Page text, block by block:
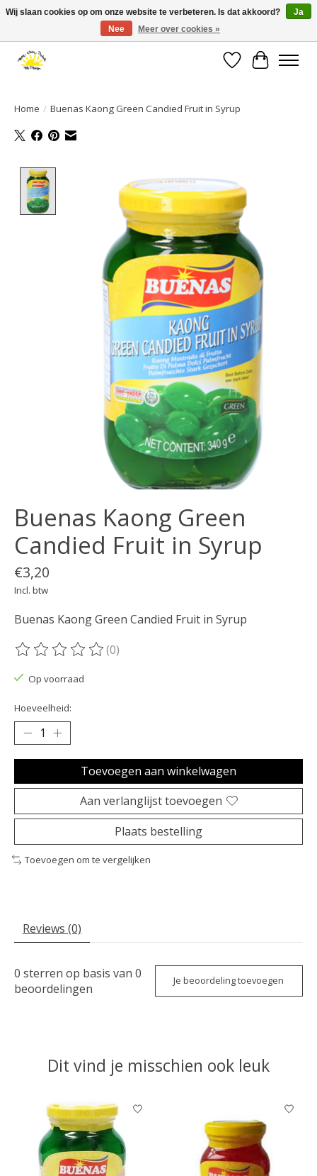
Large selection of products and fast shipping!
Verlanglijst
Home / Buenas Kaong Green Candied Fruit in Syrup
Product image slideshow Items
Buenas Kaong Green
Candied Fruit in Syrup
€3,20
Incl. btw
Buenas Kaong Green Candied Fruit in Syrup
De beoordeling van dit product is
(0)
Op voorraad
Hoeveelheid:
Toevoegen aan winkelwagen
Aan verlanglijst toevoegen
Plaats bestelling
Toevoegen om te vergelijken
Reviews (0)
0 sterren op basis van 0
beoordelingen
Je beoordeling toevoegen
Dit vind je misschien ook leuk
Items van productcarrousel
Wij slaan cookies op om onze website te verbeteren. Is dat akkoord?
Ja
Nee
Meer over cookies »